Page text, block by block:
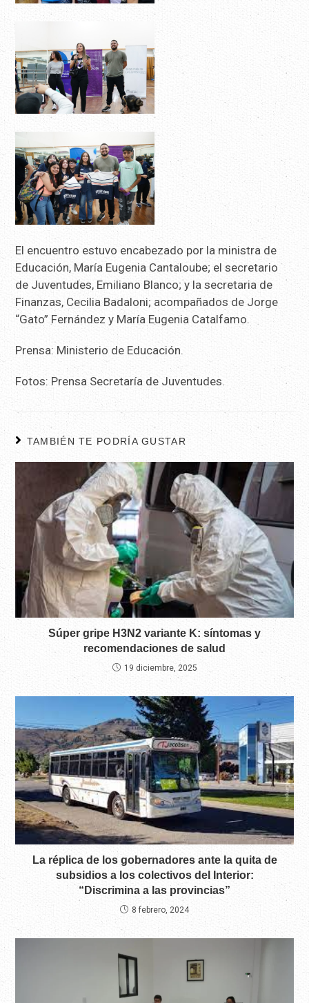
El encuentro estuvo encabezado por la ministra de
Educación, María Eugenia Cantaloube; el secretario
de Juventudes, Emiliano Blanco; y la secretaria de
Finanzas, Cecilia Badaloni; acompañados de Jorge
“Gato” Fernández y María Eugenia Catalfamo.
Prensa: Ministerio de Educación.
Fotos: Prensa Secretaría de Juventudes.
TAMBIÉN TE PODRÍA GUSTAR
Súper gripe H3N2 variante K: síntomas y
recomendaciones de salud
19 diciembre, 2025
La réplica de los gobernadores ante la quita de
subsidios a los colectivos del Interior:
“Discrimina a las provincias”
8 febrero, 2024